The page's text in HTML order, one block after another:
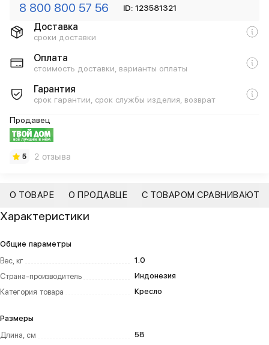
8 800 800 57 56 ID: 123581321
Доставка
сроки доставки
Оплата
стоимость доставки, варианты оплаты
Гарантия
срок гарантии, срок службы изделия, возврат
Продавец
5 2 отзыва
О ТОВАРЕ О ПРОДАВЦЕ С ТОВАРОМ СРАВНИВАЮТ
Характеристики
Общие параметры
Вес, кг
1.0
Страна-производитель
Индонезия
Категория товара
Кресло
Размеры
Длина, см
58